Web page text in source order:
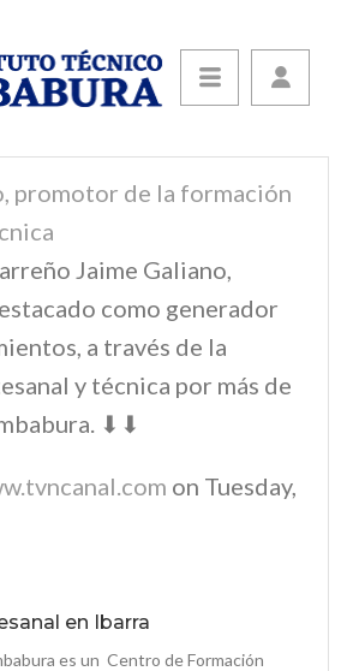
promotor de la formación
Jaime Galiano,
como generador
a través de la
y técnica por más de
⬇⬇
on Tuesday,
en Ibarra
es un Centro de Formación